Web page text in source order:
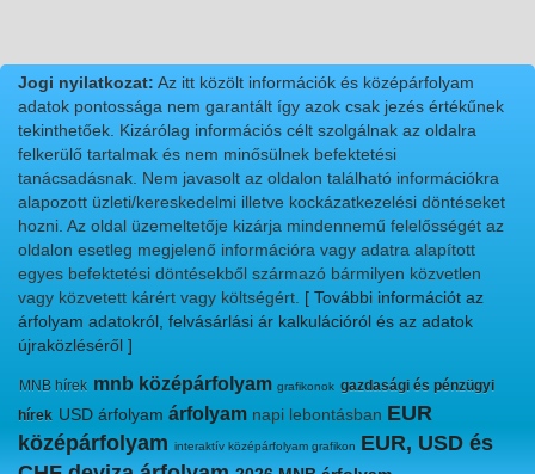
Jogi nyilatkozat: Az itt közölt információk és középárfolyam
adatok pontossága nem garantált így azok csak jezés értékűnek
tekinthetőek. Kizárólag információs célt szolgálnak az oldalra
felkerülő tartalmak és nem minősülnek befektetési
tanácsadásnak. Nem javasolt az oldalon található információkra
alapozott üzleti/kereskedelmi illetve kockázatkezelési döntéseket
hozni. Az oldal üzemeltetője kizárja mindennemű felelősségét az
oldalon esetleg megjelenő információra vagy adatra alapított
egyes befektetési döntésekből származó bármilyen közvetlen
vagy közvetett kárért vagy költségért. [ További információt az
árfolyam adatokról, felvásárlási ár kalkulációról és az adatok
újraközléséről ]
MNB hírek mnb középárfolyam grafikonok gazdasági és pénzügyi
hírek USD árfolyam árfolyam napi lebontásban EUR
középárfolyam interaktív középárfolyam grafikon EUR, USD és